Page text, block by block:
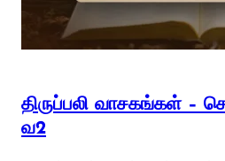
திருப்பலி வாசகங்கள் –
வ2